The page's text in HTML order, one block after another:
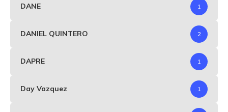
DANE 1
DANIEL QUINTERO 2
DAPRE 1
Day Vazquez 1